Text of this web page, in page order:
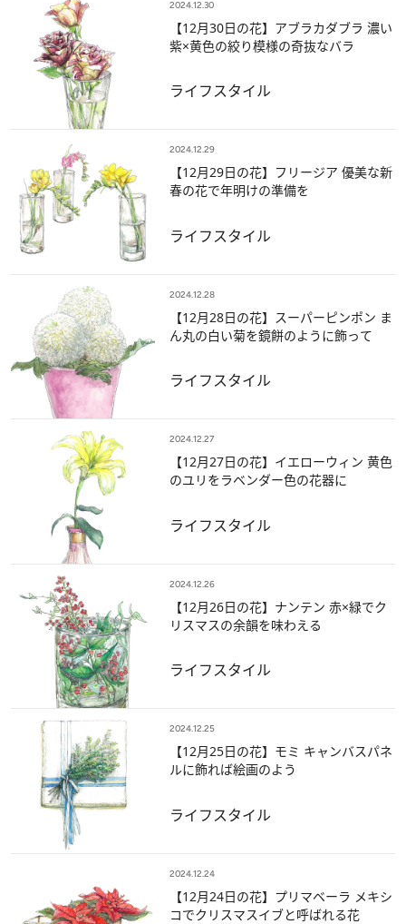
2024.12.30
【12月30日の花】アブラカダブラ 濃い
紫×黄色の絞り模様の奇抜なバラ
ライフスタイル
2024.12.29
【12月29日の花】フリージア 優美な新
春の花で年明けの準備を
ライフスタイル
2024.12.28
【12月28日の花】スーパーピンポン ま
ん丸の白い菊を鏡餅のように飾って
ライフスタイル
2024.12.27
【12月27日の花】イエローウィン 黄色
のユリをラベンダー色の花器に
ライフスタイル
2024.12.26
【12月26日の花】ナンテン 赤×緑でク
リスマスの余韻を味わえる
ライフスタイル
2024.12.25
【12月25日の花】モミ キャンバスパネ
ルに飾れば絵画のよう
ライフスタイル
2024.12.24
【12月24日の花】プリマベーラ メキシ
コでクリスマスイブと呼ばれる花